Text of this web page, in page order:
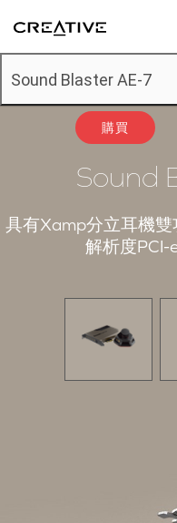
Sound Blaster AE-7
購買
返回頂部
Sound
具有Xamp分立耳機
解析度PCI-